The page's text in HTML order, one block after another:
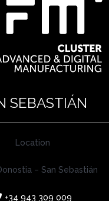
SEBASTIÁN
Location
– San Sebastián
+34 943 309 009